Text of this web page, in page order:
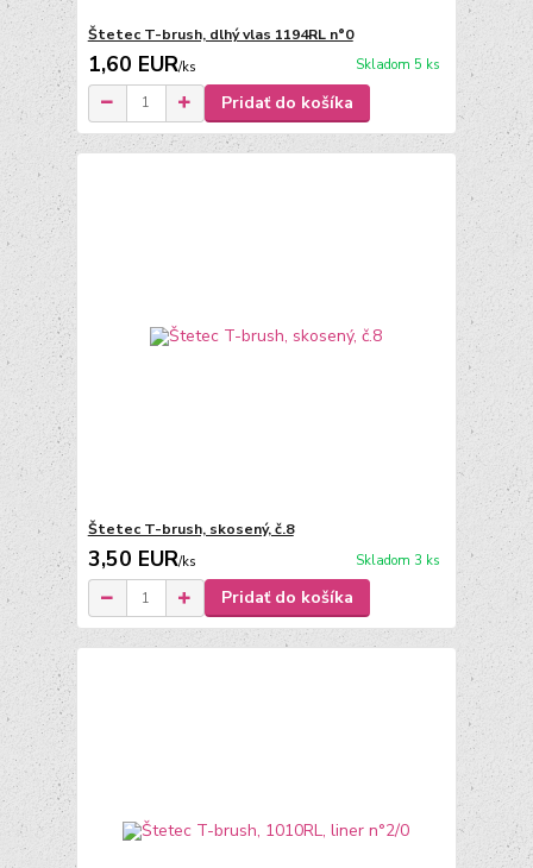
Štetec T-brush, dlhý vlas 1194RL n°0
1,60 EUR/ks Skladom 5 ks
Pridať do košíka
Štetec T-brush, skosený, č.8
3,50 EUR/ks Skladom 3 ks
Pridať do košíka